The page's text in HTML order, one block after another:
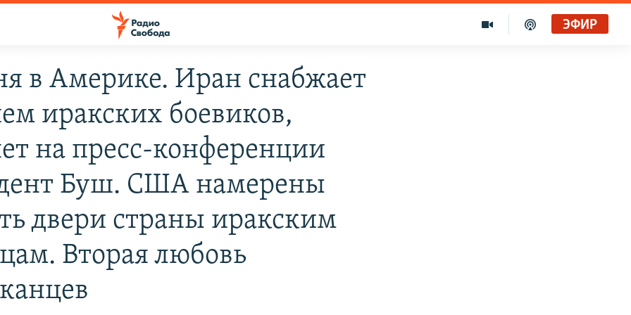
ЭФИР
в Америке. Иран снабжает
иракских боевиков,
на пресс-конференции
Буш. США намерены
двери страны иракским
Вторая любовь